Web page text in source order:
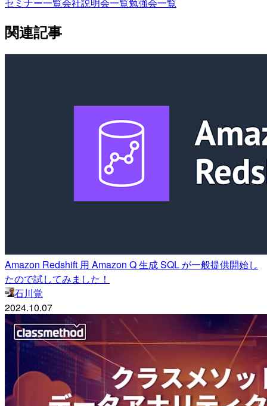
関連記事
Amazon Redshift 用 Amazon Q 生成 SQL が一般提供開始し
たので試してみました！
石川覚
2024.10.07